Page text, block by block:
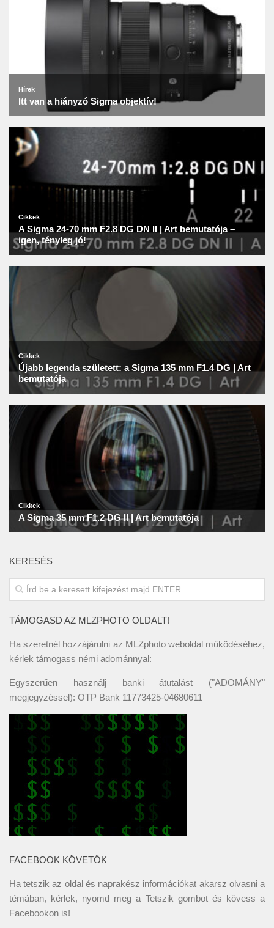
KERESÉS
TÁMOGASD AZ MLZPHOTO OLDALT!
Ha szeretnél hozzájárulni az MLZphoto weboldal működéséhez,
kérlek támogass némi adománnyal:
Egyszerűen használj banki átutalást ("ADOMÁNY"
megjegyzéssel): OTP Bank 11773425-04680611
FACEBOOK KÖVETŐK
Ha tetszik az oldal és naprakész információkat akarsz olvasni a
témában, kérlek, nyomd meg a Tetszik gombot és kövess a
Facebookon is!